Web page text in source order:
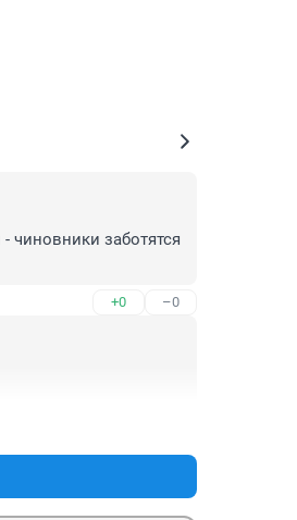
чиновники заботятся
+0 –0